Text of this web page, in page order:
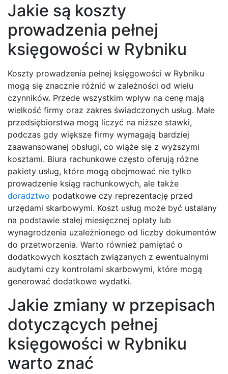
Jakie są koszty
prowadzenia pełnej
księgowości w Rybniku
Koszty prowadzenia pełnej księgowości w Rybniku
mogą się znacznie różnić w zależności od wielu
czynników. Przede wszystkim wpływ na cenę mają
wielkość firmy oraz zakres świadczonych usług. Małe
przedsiębiorstwa mogą liczyć na niższe stawki,
podczas gdy większe firmy wymagają bardziej
zaawansowanej obsługi, co wiąże się z wyższymi
kosztami. Biura rachunkowe często oferują różne
pakiety usług, które mogą obejmować nie tylko
prowadzenie ksiąg rachunkowych, ale także
doradztwo podatkowe czy reprezentację przed
urzędami skarbowymi. Koszt usług może być ustalany
na podstawie stałej miesięcznej opłaty lub
wynagrodzenia uzależnionego od liczby dokumentów
do przetworzenia. Warto również pamiętać o
dodatkowych kosztach związanych z ewentualnymi
audytami czy kontrolami skarbowymi, które mogą
generować dodatkowe wydatki.
Jakie zmiany w przepisach
dotyczących pełnej
księgowości w Rybniku
warto znać